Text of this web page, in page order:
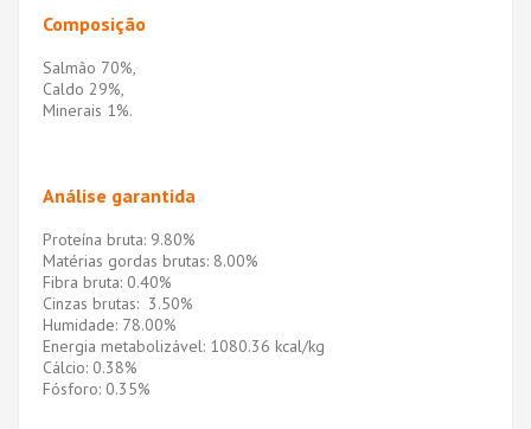
Composição
Salmão 70%,
Caldo 29%,
Minerais 1%.
Análise garantida
Proteína bruta: 9.80%
Matérias gordas brutas: 8.00%
Fibra bruta: 0.40%
Cinzas brutas: 3.50%
Humidade: 78.00%
Energia metabolizável: 1080.36 kcal/kg
Cálcio: 0.38%
Fósforo: 0.35%